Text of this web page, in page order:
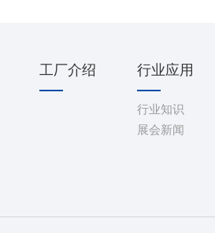
工厂介绍 行业应用
行业知识
展会新闻